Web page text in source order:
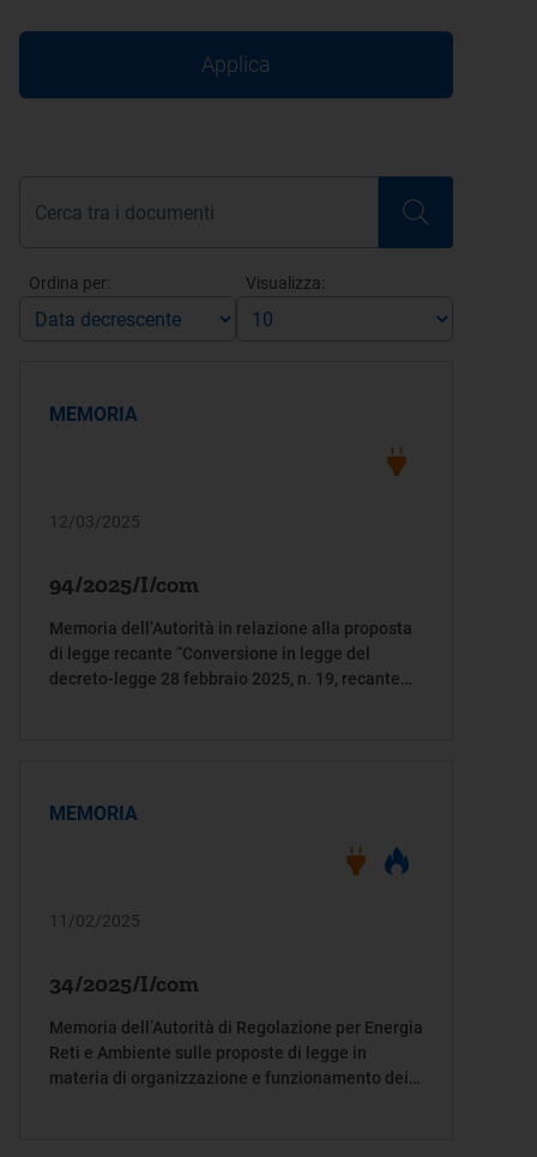
Applica
Ordina per: Visualizza:
MEMORIA
12/03/2025
94/2025/I/com
Memoria dell’Autorità in relazione alla proposta
di legge recante “Conversione in legge del
decreto-legge 28 febbraio 2025, n. 19, recante
dettaglio e il rafforzamento delle sanzioni delle
MEMORIA
11/02/2025
34/2025/I/com
Memoria dell’Autorità di Regolazione per Energia
Reti e Ambiente sulle proposte di legge in
materia di organizzazione e funzionamento dei